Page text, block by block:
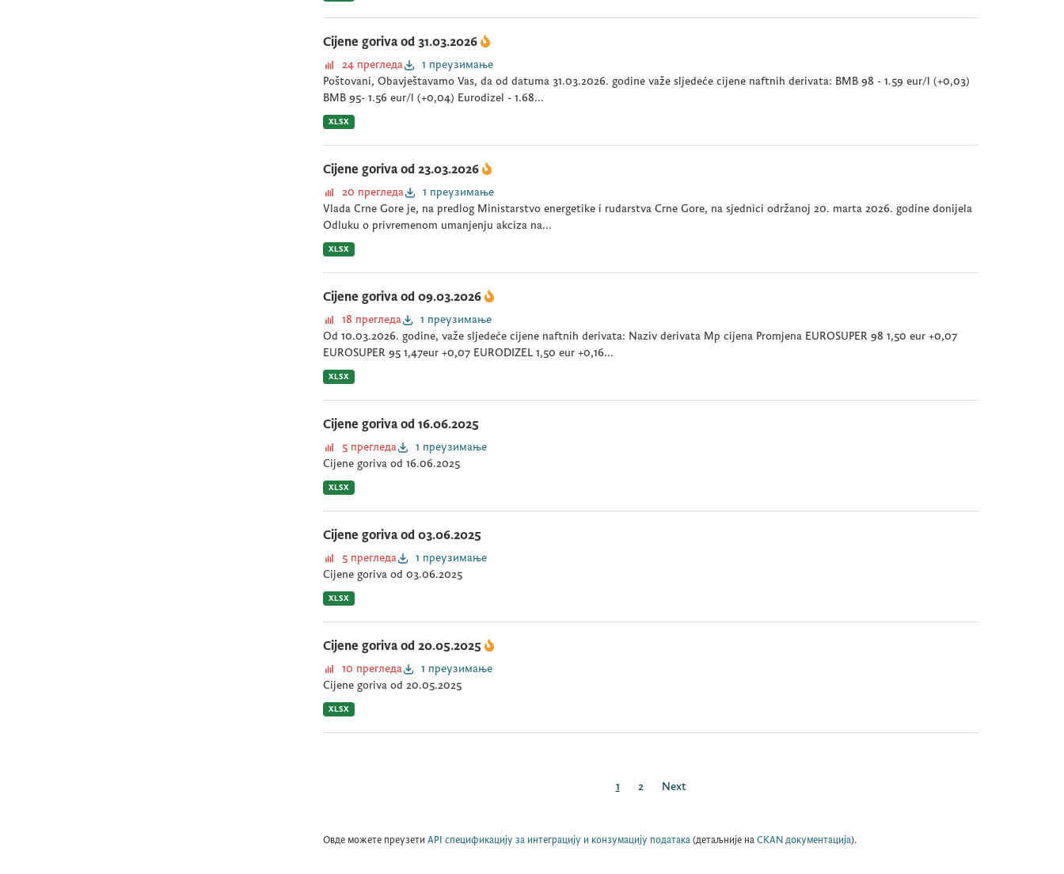
Cijene goriva od 31.03.2026
24 прегледа
1 преузимање
Poštovani, Obavještavamo Vas, da od datuma 31.03.2026. godine važe sljedeće cijene naftnih derivata: BMB 98 - 1.59 eur/l (+0,03)
BMB 95- 1.56 eur/l (+0,04) Eurodizel - 1.68...
XLSX
Cijene goriva od 23.03.2026
20 прегледа
1 преузимање
Vlada Crne Gore je, na predlog Ministarstvo energetike i rudarstva Crne Gore, na sjednici održanoj 20. marta 2026. godine donijela
Odluku o privremenom umanjenju akciza na...
XLSX
Cijene goriva od 09.03.2026
18 прегледа
1 преузимање
Od 10.03.2026. godine, važe sljedeće cijene naftnih derivata: Naziv derivata Mp cijena Promjena EUROSUPER 98 1,50 eur +0,07
EUROSUPER 95 1,47eur +0,07 EURODIZEL 1,50 eur +0,16...
XLSX
Cijene goriva od 16.06.2025
5 прегледа
1 преузимање
Cijene goriva od 16.06.2025
XLSX
Cijene goriva od 03.06.2025
5 прегледа
1 преузимање
Cijene goriva od 03.06.2025
XLSX
Cijene goriva od 20.05.2025
10 прегледа
1 преузимање
Cijene goriva od 20.05.2025
XLSX
1 2 Next
Овде можете преузети API спецификацију за интеграцију и конзумацију података (детаљније на CKAN документација).